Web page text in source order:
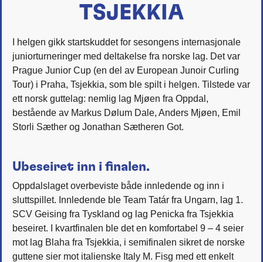
TSJEKKIA
I helgen gikk startskuddet for sesongens internasjonale
juniorturneringer med deltakelse fra norske lag. Det var
Prague Junior Cup (en del av European Junoir Curling
Tour) i Praha, Tsjekkia, som ble spilt i helgen. Tilstede var
ett norsk guttelag: nemlig lag Mjøen fra Oppdal,
bestående av Markus Dølum Dale, Anders Mjøen, Emil
Storli Sæther og Jonathan Sætheren Got.
Ubeseiret inn i finalen.
Oppdalslaget overbeviste både innledende og inn i
sluttspillet. Innledende ble Team Tatár fra Ungarn, lag 1.
SCV Geising fra Tyskland og lag Penicka fra Tsjekkia
beseiret. I kvartfinalen ble det en komfortabel 9 – 4 seier
mot lag Blaha fra Tsjekkia, i semifinalen sikret de norske
guttene sier mot italienske Italy M. Fisg med ett enkelt